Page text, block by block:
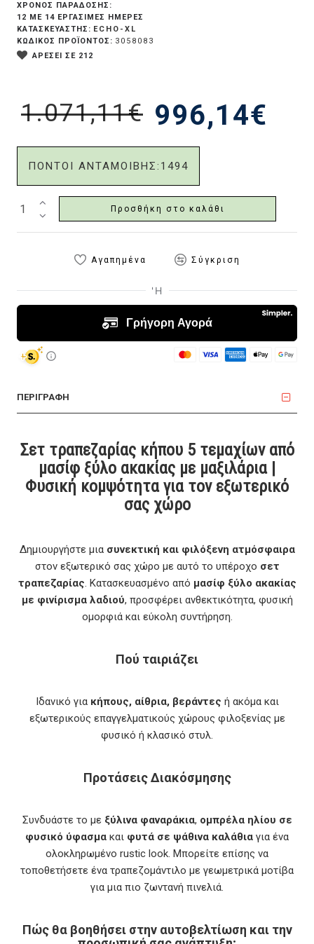
996,14€
1.071,11€
ΠΟΝΤΟΙ ΑΝΤΑΜΟΙΒΗΣ: 1494
ΧΡΟΝΟΣ ΠΑΡΑΔΟΣΗΣ:
12 ΜΕ 14 ΕΡΓΆΣΙΜΕΣ ΗΜΈΡΕΣ
ΚΑΤΑΣΚΕΥΑΣΤΗΣ: ECHO-XL
ΚΩΔΙΚΟΣ ΠΡΟΪΟΝΤΟΣ: 3058083
ΑΡΕΣΕΙ ΣΕ 212
Προσθήκη στο καλάθι
Αγαπημένα Σύγκριση
ΠΕΡΙΓΡΑΦΗ
Σετ τραπεζαρίας κήπου 5 τεμαχίων από
μασίφ ξύλο ακακίας με μαξιλάρια |
Φυσική κομψότητα για τον εξωτερικό
σας χώρο
Δημιουργήστε μια συνεκτική και φιλόξενη ατμόσφαιρα
στον εξωτερικό σας χώρο με αυτό το υπέροχο σετ
τραπεζαρίας. Κατασκευασμένο από μασίφ ξύλο ακακίας
με φινίρισμα λαδιού, προσφέρει ανθεκτικότητα, φυσική
ομορφιά και εύκολη συντήρηση.
Πού ταιριάζει
Ιδανικό για κήπους, αίθρια, βεράντες ή ακόμα και
εξωτερικούς επαγγελματικούς χώρους φιλοξενίας με
φυσικό ή κλασικό στυλ.
Προτάσεις Διακόσμησης
Συνδυάστε το με ξύλινα φαναράκια, ομπρέλα ηλίου σε
φυσικό ύφασμα και φυτά σε ψάθινα καλάθια για ένα
ολοκληρωμένο rustic look. Μπορείτε επίσης να
τοποθετήσετε ένα τραπεζομάντιλο με γεωμετρικά μοτίβα
για μια πιο ζωντανή πινελιά.
Πώς θα βοηθήσει στην αυτοβελτίωση και την